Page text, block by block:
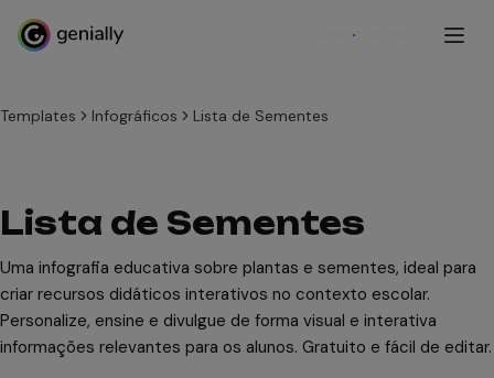
Cadastre-se
Templates Infográficos Lista de Sementes
Lista de Sementes
Uma infografia educativa sobre plantas e sementes, ideal para
criar recursos didáticos interativos no contexto escolar.
Personalize, ensine e divulgue de forma visual e interativa
informações relevantes para os alunos. Gratuito e fácil de editar.